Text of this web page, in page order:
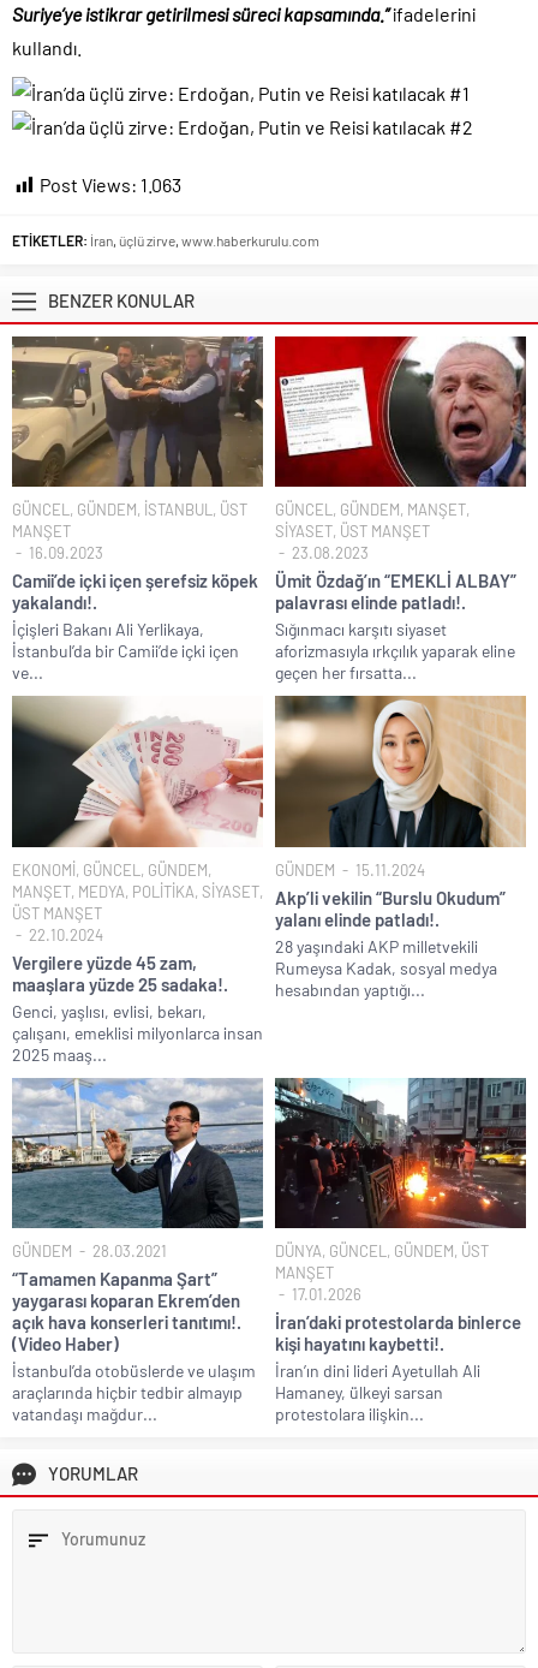
Suriye’ye istikrar getirilmesi süreci kapsamında.”ifadelerini
kullandı.
Post Views: 1.063
ETİKETLER: İran üçlü zirve www.haberkurulu.com
BENZER KONULAR
GÜNCEL , GÜNDEM, İSTANBUL , ÜST
MANŞET
16.09.2023
Camii’de içki içen şerefsiz köpek
yakalandı!.
İçişleri Bakanı Ali Yerlikaya,
İstanbul’da bir Camii’de içki içen
ve...
GÜNCEL , GÜNDEM, MANŞET,
SİYASET, ÜST MANŞET
23.08.2023
Ümit Özdağ’ın “EMEKLİ ALBAY”
palavrası elinde patladı!.
Sığınmacı karşıtı siyaset
aforizmasıyla ırkçılık yaparak eline
geçen her fırsatta...
EKONOMİ, GÜNCEL , GÜNDEM,
MANŞET, MEDYA, POLİTİKA, SİYASET,
ÜST MANŞET
22.10.2024
Vergilere yüzde 45 zam,
maaşlara yüzde 25 sadaka!.
Genci, yaşlısı, evlisi, bekarı,
çalışanı, emeklisi milyonlarca insan
2025 maaş...
GÜNDEM 15.11.2024
Akp’li vekilin “Burslu Okudum”
yalanı elinde patladı!.
28 yaşındaki AKP milletvekili
Rumeysa Kadak, sosyal medya
hesabından yaptığı...
GÜNDEM 28.03.2021
“Tamamen Kapanma Şart”
yaygarası koparan Ekrem’den
açık hava konserleri tanıtımı!.
(Video Haber)
İstanbul’da otobüslerde ve ulaşım
araçlarında hiçbir tedbir almayıp
vatandaşı mağdur...
DÜNYA, GÜNCEL , GÜNDEM, ÜST
MANŞET
17.01.2026
İran’daki protestolarda binlerce
kişi hayatını kaybetti!.
İran’ın dini lideri Ayetullah Ali
Hamaney, ülkeyi sarsan
protestolara ilişkin...
YORUMLAR